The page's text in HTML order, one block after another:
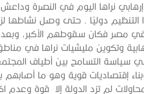
نراها اليوم في النصرة وداعش
دوليًا . حتى وصل نشاطها
مصر فكان سقوطهم الأكبر،
وتكوين مليشيات نراها في
سياسة التسامح بين أطياف
إقتصاديات قوية وهو ما
لم تزد الدولة إلا قوة وعدم